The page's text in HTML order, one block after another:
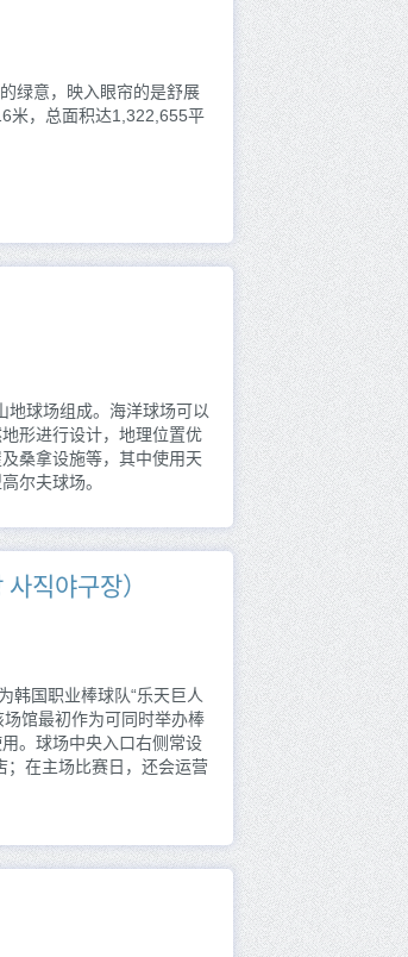
绿意，映入眼帘的是舒展
米，总面积达1,322,655平
地球场组成。海洋球场可以
形进行设计，地理位置优
桑拿设施等，其中使用天
尔夫球场。
직야구장）
韩国职业棒球队“乐天巨人
馆最初作为可同时举办棒
。球场中央入口右侧常设
；在主场比赛日，还会运营